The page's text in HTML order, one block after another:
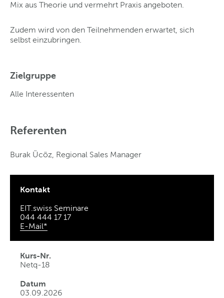
Mix aus Theorie und vermehrt Praxis angeboten.
Zudem wird von den Teilnehmenden erwartet, sich
selbst einzubringen.
Zielgruppe
Alle Interessenten
Referenten
Burak Ücöz, Regional Sales Manager
Kontakt
EIT.swiss Seminare
044 444 17 17
E-Mail*
Kurs-Nr.
Netq-18
Datum
03.09.2026